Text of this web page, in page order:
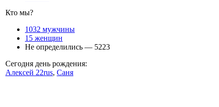
Кто мы?
1032 мужчины
15 женщин
Не определились — 5223
Сегодня день рождения:
Алексей 22rus, Саня